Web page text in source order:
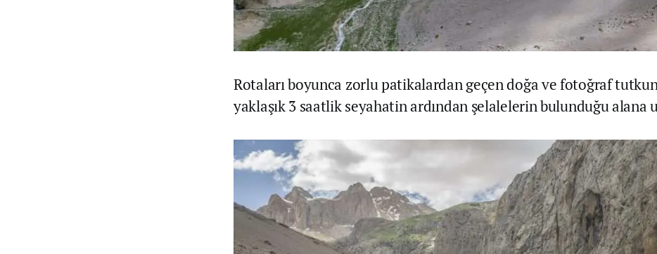
Rotaları boyunca zorlu patikalardan geçen doğa ve fotoğraf
yaklaşık 3 saatlik seyahatin ardından şelalelerin bulunduğu alana